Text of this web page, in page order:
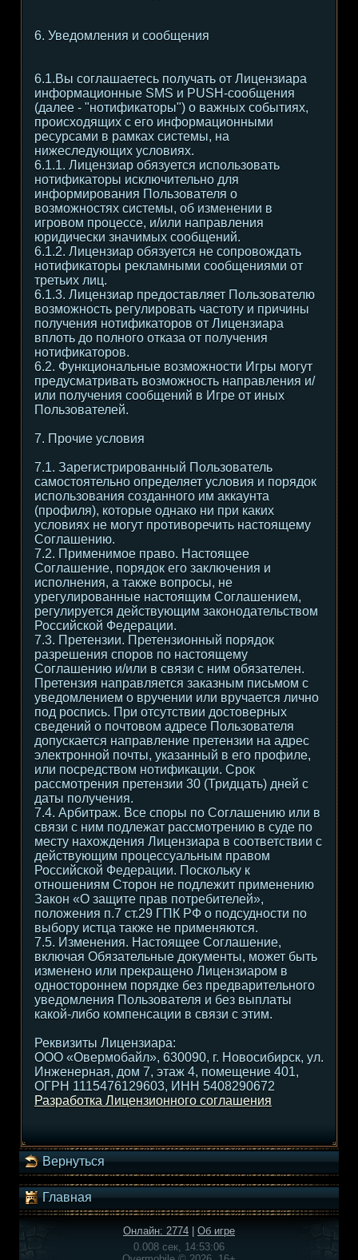
6. Уведомления и сообщения
6.1.Вы соглашаетесь получать от Лицензиара
информационные SMS и PUSH-сообщения
(далее - "нотификаторы") о важных событиях,
происходящих с его информационными
ресурсами в рамках системы, на
нижеследующих условиях.
6.1.1. Лицензиар обязуется использовать
нотификаторы исключительно для
информирования Пользователя о
возможностях системы, об изменении в
игровом процессе, и/или направления
юридически значимых сообщений.
6.1.2. Лицензиар обязуется не сопровождать
нотификаторы рекламными сообщениями от
третьих лиц.
6.1.3. Лицензиар предоставляет Пользователю
возможность регулировать частоту и причины
получения нотификаторов от Лицензиара
вплоть до полного отказа от получения
нотификаторов.
6.2. Функциональные возможности Игры могут
предусматривать возможность направления и/
или получения сообщений в Игре от иных
Пользователей.
7. Прочие условия
7.1. Зарегистрированный Пользователь
самостоятельно определяет условия и порядок
использования созданного им аккаунта
(профиля), которые однако ни при каких
условиях не могут противоречить настоящему
Соглашению.
7.2. Применимое право. Настоящее
Соглашение, порядок его заключения и
исполнения, а также вопросы, не
урегулированные настоящим Соглашением,
регулируется действующим законодательством
Российской Федерации.
7.3. Претензии. Претензионный порядок
разрешения споров по настоящему
Соглашению и/или в связи с ним обязателен.
Претензия направляется заказным письмом с
уведомлением о вручении или вручается лично
под роспись. При отсутствии достоверных
сведений о почтовом адресе Пользователя
допускается направление претензии на адрес
электронной почты, указанный в его профиле,
или посредством нотификации. Срок
рассмотрения претензии 30 (Тридцать) дней с
даты получения.
7.4. Арбитраж. Все споры по Соглашению или в
связи с ним подлежат рассмотрению в суде по
месту нахождения Лицензиара в соответствии с
действующим процессуальным правом
Российской Федерации. Поскольку к
отношениям Сторон не подлежит применению
Закон «О защите прав потребителей»,
положения п.7 ст.29 ГПК РФ о подсудности по
выбору истца также не применяются.
7.5. Изменения. Настоящее Соглашение,
включая Обязательные документы, может быть
изменено или прекращено Лицензиаром в
одностороннем порядке без предварительного
уведомления Пользователя и без выплаты
какой-либо компенсации в связи с этим.
Реквизиты Лицензиара:
ООО «Овермобайл», 630090, г. Новосибирск, ул.
Инженерная, дом 7, этаж 4, помещение 401,
ОГРН 1115476129603, ИНН 5408290672
Разработка Лицензионного соглашения
Вернуться
Главная
Онлайн: 2774
Об игре
0.008 сек, 14:53:06